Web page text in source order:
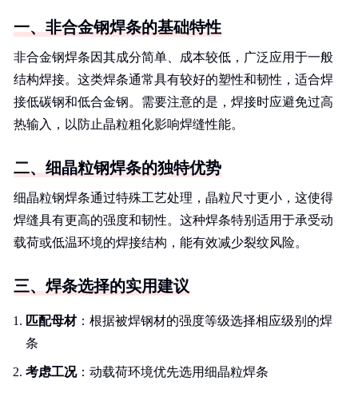
一、非合金钢焊条的基础特性
非合金钢焊条因其成分简单、成本较低，广泛应用于一般
结构焊接。这类焊条通常具有较好的塑性和韧性，适合焊
接低碳钢和低合金钢。需要注意的是，焊接时应避免过高
热输入，以防止晶粒粗化影响焊缝性能。
二、细晶粒钢焊条的独特优势
细晶粒钢焊条通过特殊工艺处理，晶粒尺寸更小，这使得
焊缝具有更高的强度和韧性。这种焊条特别适用于承受动
载荷或低温环境的焊接结构，能有效减少裂纹风险。
三、焊条选择的实用建议
匹配母材：根据被焊钢材的强度等级选择相应级别的焊
条
考虑工况：动载荷环境优先选用细晶粒焊条